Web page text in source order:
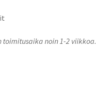
toimitusaika noin 1-2 viikkoa.